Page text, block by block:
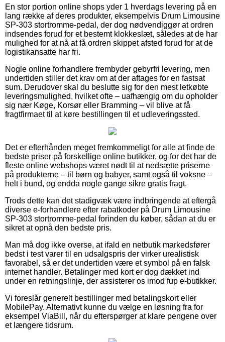
En stor portion online shops yder 1 hverdags levering på en
lang række af deres produkter, eksempelvis Drum Limousine
SP-303 stortromme-pedal, der dog nødvendiggør at ordren
indsendes forud for et bestemt klokkeslæt, således at de har
mulighed for at nå at få ordren skippet afsted forud for at de
logistikansatte har fri.
Nogle online forhandlere frembyder gebyrfri levering, men
undertiden stiller det krav om at der aftages for en fastsat
sum. Derudover skal du beslutte sig for den mest letkøbte
leveringsmulighed, hvilket ofte – uafhængig om du opholder
sig nær Køge, Korsør eller Bramming – vil blive at få
fragtfirmaet til at køre bestillingen til et udleveringssted.
Det er efterhånden meget fremkommeligt for alle at finde de
bedste priser på forskellige online butikker, og for det har de
fleste online webshops været nødt til at nedsætte priserne
på produkterne – til børn og babyer, samt også til voksne –
helt i bund, og endda nogle gange sikre gratis fragt.
Trods dette kan det stadigvæk være indbringende at eftergå
diverse e-forhandlere efter rabatkoder på Drum Limousine
SP-303 stortromme-pedal forinden du køber, sådan at du er
sikret at opnå den bedste pris.
Man må dog ikke overse, at ifald en netbutik markedsfører
bedst i test varer til en udsalgspris der virker urealistisk
favorabel, så er det undertiden være et symbol på en falsk
internet handler. Betalinger med kort er dog dækket ind
under en retningslinje, der assisterer os imod fup e-butikker.
Vi foreslår generelt bestillinger med betalingskort eller
MobilePay. Alternativt kunne du vælge en løsning fra for
eksempel ViaBill, når du efterspørger at klare pengene over
et længere tidsrum.